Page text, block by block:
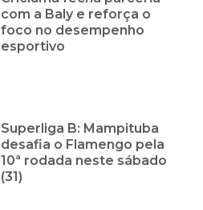
com a Baly e reforça o
foco no desempenho
esportivo
Superliga B: Mampituba
desafia o Flamengo pela
10ª rodada neste sábado
(31)